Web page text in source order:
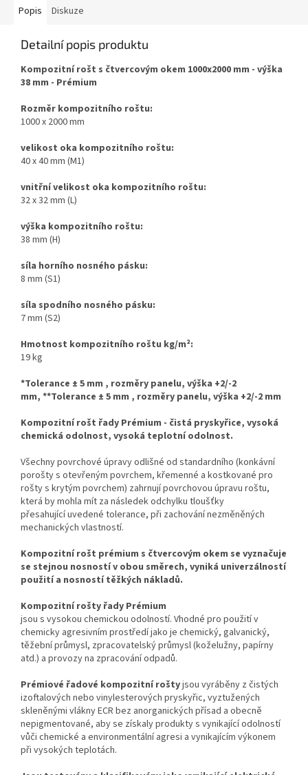
Popis Diskuze
Detailní popis produktu
Kompozitní rošt s čtvercovým okem 1000x2000 mm - výška
38 mm - Prémium
Rozměr kompozitního roštu:
1000 x 2000 mm
velikost oka kompozitního roštu:
40 x 40 mm (M1)
vnitřní velikost oka kompozitního roštu:
32 x 32 mm (L)
výška kompozitního roštu:
38 mm (H)
síla horního nosného pásku:
8 mm (S1)
síla spodního nosného pásku:
7 mm (S2)
Hmotnost kompozitního roštu kg/m²:
19 kg
*Tolerance ± 5 mm , rozměry panelu, výška +2/-2
mm, **Tolerance ± 5 mm , rozměry panelu, výška +2/-2 mm
Kompozitní rošt řady Prémium - čistá pryskyřice, vysoká
chemická odolnost, vysoká teplotní odolnost.
Všechny povrchové úpravy odlišné od standardního (konkávní
porošty s otevřeným povrchem, křemenné a kostkované pro
roštys krytým povrchem) zahrnují povrchovou úpravu roštu,
která by mohla mít za následek odchylku tloušťky
přesahujícíuvedené tolerance, při zachování nezměněných
mechanických vlastností.
Kompozitní rošt prémium s čtvercovým okem se vyznačuje
se stejnou nosností v obou směrech, vyniká univerzálností
použití a nosností těžkých nákladů.
Kompozitní rošty řady Prémium
jsou s vysokou chemickou odolností. Vhodné pro použití v
chemicky agresivním prostředí jako je chemický, galvanický,
těžební průmysl, zpracovatelský průmysl (koželužny, papírny
atd.) a provozy na zpracování odpadů.
Prémiové řadové kompozitní roštyjsou vyráběny z čistých
izoftalových nebo vinylesterových pryskyřic, vyztužených
skleněnými vlákny ECR bez anorganických přísad a obecně
nepigmentované, aby se získaly produkty s vynikající odolností
vůči chemické a environmentální agresi a vynikajícím výkonem
při vysokých teplotách.